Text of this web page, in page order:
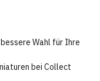
Wahl für Ihre
bei Collect